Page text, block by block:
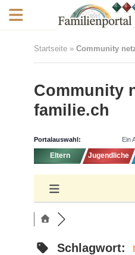
Startseite» Community
Community
familie.ch
Portalauswahl: Ein
Eltern Jugendliche
Schlagwort: